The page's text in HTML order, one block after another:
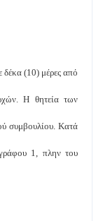
δέκα (10) μέρες από
Η θητεία των
συμβουλίου. Κατά
1, πλην του